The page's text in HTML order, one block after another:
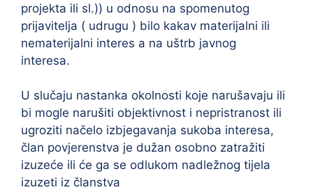
projekta ili sl.)) u odnosu na spomenutog
prijavitelja ( udrugu ) bilo kakav materijalni ili
nematerijalni interes a na uštrb javnog
interesa.
U slučaju nastanka okolnosti koje narušavaju ili
bi mogle narušiti objektivnost i nepristranost ili
ugroziti načelo izbjegavanja sukoba interesa,
član povjerenstva je dužan osobno zatražiti
izuzeće ili će ga se odlukom nadležnog tijela
izuzeti iz članstva